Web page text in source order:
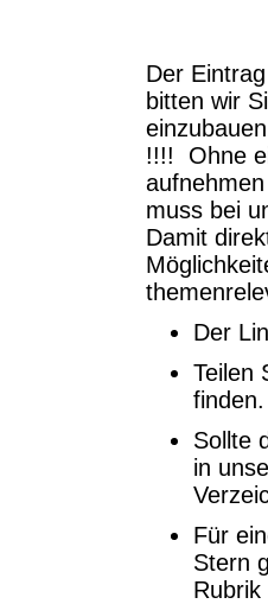
Der
bitten wir
!!!! Ohne
muss bei
Damit
Der
Teilen
finden.
Sollte
in
Für
Stern
Rubrik